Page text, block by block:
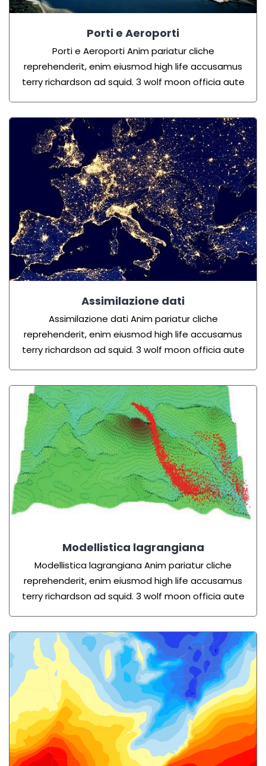
Porti e Aeroporti
Porti e Aeroporti Anim pariatur cliche
reprehenderit, enim eiusmod high life accusamus
terry richardson ad squid. 3 wolf moon officia aute
Assimilazione dati
Assimilazione datiAnim pariatur cliche
reprehenderit, enim eiusmod high life accusamus
terry richardson ad squid. 3 wolf moon officia aute
Modellistica lagrangiana
Modellistica lagrangiana Anim pariatur cliche
reprehenderit, enim eiusmod high life accusamus
terry richardson ad squid. 3 wolf moon officia aute